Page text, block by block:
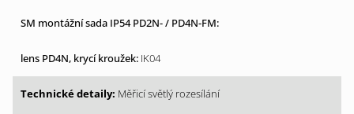
IK04
Měřicí světlý rozesílání